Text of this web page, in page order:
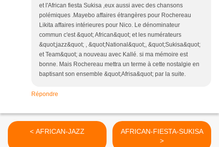
et l'African fiesta Sukisa ,eux aussi avec des chansons
polémiques .Mayebo affaires étrangères pour Rochereau
Likita affaires intérieures pour Nico. Le dénominateur
commun c'est &quot; African&quot; et les numérateurs
&quot;jazz&quot; , &quot;National&quot;, &quot;Sukisa&quot;
et Team&quot; a nouveau avec Kallé. si ma mémoire est
bonne. Mais Rochereau mettra un terme à cette nostalgie en
baptisant son ensemble &quot;Afrisa&quot; par la suite.
Répondre
< AFRICAN-JAZZ
AFRICAN-FIESTA-SUKISA
>